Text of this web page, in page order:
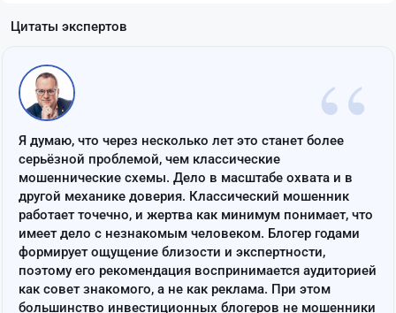
Цитаты экспертов
“
Я думаю, что через несколько лет это станет более
серьёзной проблемой, чем классические
мошеннические схемы. Дело в масштабе охвата и в
другой механике доверия. Классический мошенник
работает точечно, и жертва как минимум понимает, что
имеет дело с незнакомым человеком. Блогер годами
формирует ощущение близости и экспертности,
поэтому его рекомендация воспринимается аудиторией
как совет знакомого, а не как реклама. При этом
большинство инвестиционных блогеров не мошенники